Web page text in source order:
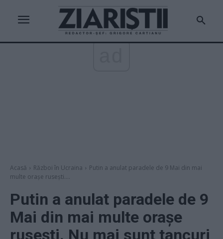
Acasă Război în Ucraina
Putin a anulat paradele de 9 Mai din mai
multe orașe rusești....
Putin a anulat paradele de 9
Mai din mai multe orașe
rusești. Nu mai sunt tancuri